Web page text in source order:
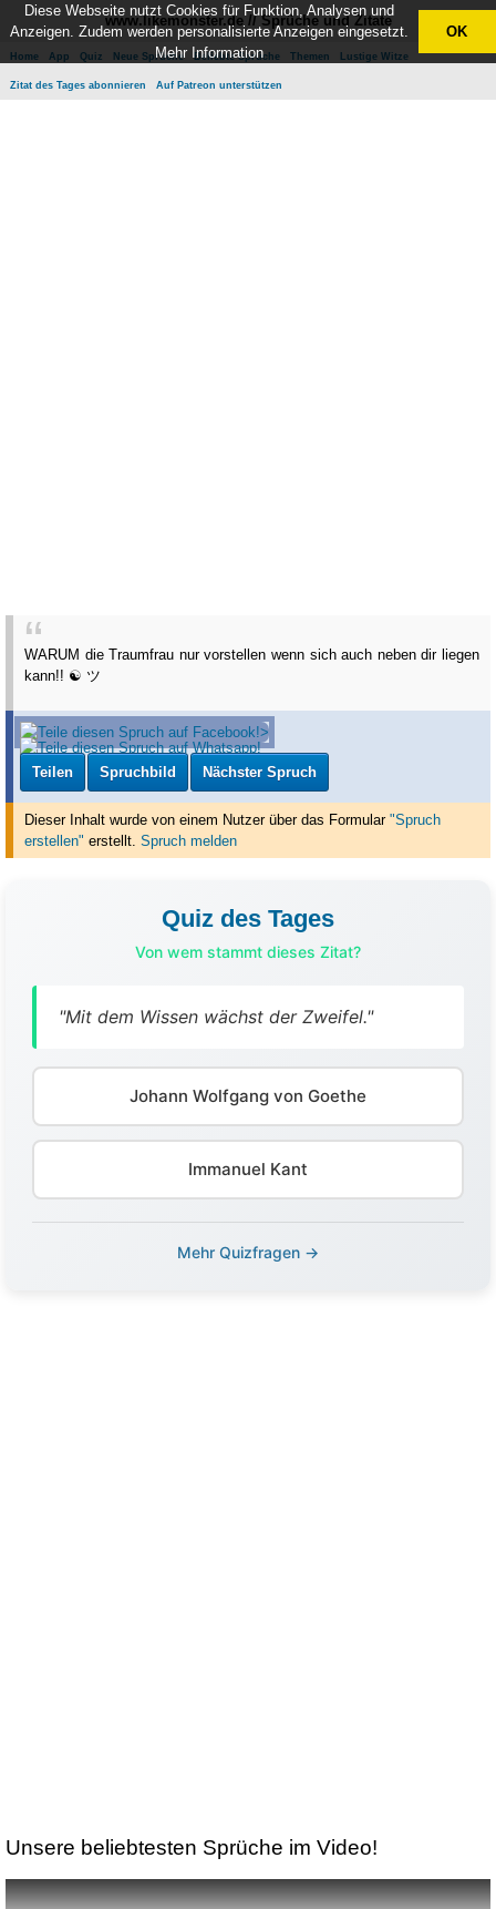
www.likemonster.de // Sprüche und Zitate
Home App Quiz Neue Sprüche Beliebte Sprüche Themen Lustige Witze
Zitat des Tages abonnieren Auf Patreon unterstützen
WARUM die Traumfrau nur vorstellen wenn sich auch neben dir liegen
kann!! ☯ ツ
Teilen Spruchbild Nächster Spruch
Dieser Inhalt wurde von einem Nutzer über das Formular "Spruch
erstellen" erstellt. Spruch melden
Quiz des Tages
Von wem stammt dieses Zitat?
"Mit dem Wissen wächst der Zweifel."
Johann Wolfgang von Goethe
Immanuel Kant
Mehr Quizfragen →
Unsere beliebtesten Sprüche im Video!
Diese Webseite nutzt Cookies für Funktion, Analysen und
Anzeigen. Zudem werden personalisierte Anzeigen eingesetzt.
Mehr Information
OK